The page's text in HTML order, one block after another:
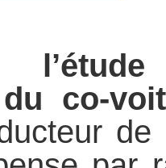
du co-